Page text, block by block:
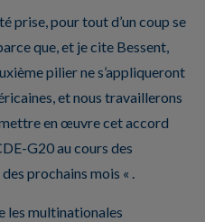
prise, pour tout d’un coup se
que, et je cite Bessent,
pilier ne s’appliqueront
et nous travaillerons
en œuvre cet accord
G20 au cours des
prochains mois « .
les multinationales